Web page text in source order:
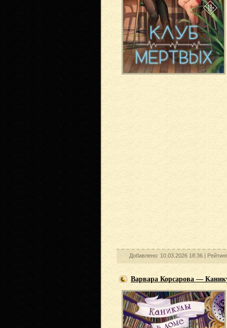
Добавлено: 10.03.2026 18:36 |
Варвара Корсарова —